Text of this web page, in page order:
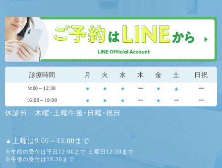
診療時間 月 火 水 木 金 土 日祝
9:00～12:30 ● ● ● ー ● ▲ ー
16:00～19:00 ● ● ● ー ● ー ー
休診日…木曜･土曜午後･日曜･祝日
▲土曜は9:00～13:00まで
※午前の受付は平日12:00まで 土曜日12:30まで
※午後の受付は18:30まで